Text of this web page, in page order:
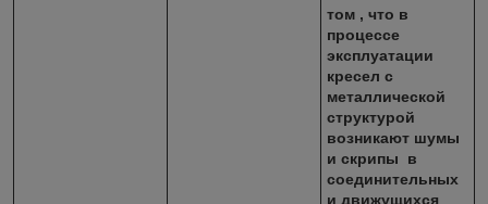
том , что в
процессе
эксплуатации
кресел с
металлической
структурой
возникают шумы
и скрипы в
соединительных
и движущихся